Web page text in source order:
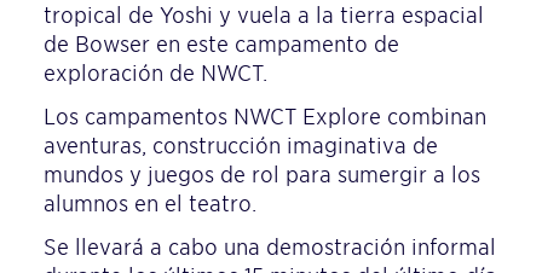
tropical de Yoshi y vuela a la tierra espacial
de Bowser en este campamento de
exploración de NWCT.
Los campamentos NWCT Explore combinan
aventuras, construcción imaginativa de
mundos y juegos de rol para sumergir a los
alumnos en el teatro.
Se llevará a cabo una demostración informal